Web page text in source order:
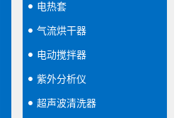
电热套
气流烘干器
电动搅拌器
紫外分析仪
超声波清洗器